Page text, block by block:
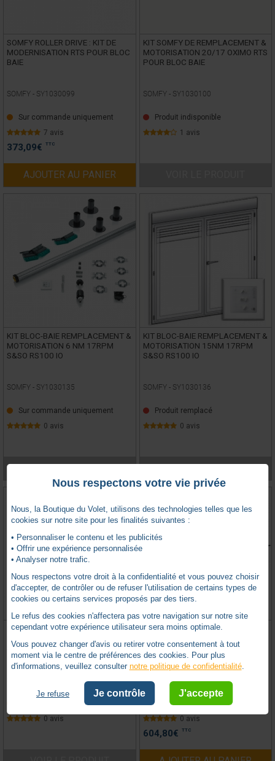
SOMFY ROLLER DRIVE : KIT DE
MODERNISATION RTS POUR BLOC
BAIE
SOMFY - SY1030099
Sur commande uniquement
7 avis
373,09€ TTC
AJOUTER AU PANIER
KIT SOMFY DE REMPLACEMENT &
MOTORISATION 20/17 OXIMO RTS
POUR BLOC BAIE
SOMFY - SY1030100
Produit indisponible
1 avis
KIT BLOC-BAIE REMPLACEMENT &
MOTORISATION 6 NM 17RPM
S&SO RS100 IO
SOMFY - SY1030135
Sur commande uniquement
0 avis
VOIR LE PRODUIT
KIT BLOC-BAIE REMPLACEMENT &
MOTORISATION 15NM 17RPM
S&SO RS100 IO
SOMFY - SY1030136
Produit remplacé
0 avis
VOIR LE PRODUIT
KIT TRADI REMPLACEMENT &
S&SO RS100 IO
Sur commande uniquement
0 avis
YSLO IO FLEX 2 VANTAUX AVEC
SOMFY -SY1240174
Sur commande uniquement
0 avis
604,80€ TTC
Nous respectons votre vie privée
Nous, la Boutique du Volet, utilisons des technologies telles que les
cookies sur notre site pour les finalités suivantes :
• Personnaliser le contenu et les publicités
• Offrir une expérience personnalisée
• Analyser notre trafic.
Nous respectons votre droit à la confidentialité et vous pouvez choisir
d'accepter, de contrôler ou de refuser l'utilisation de certains types de
cookies ou certains services proposés par des tiers.
Le refus des cookies n'affectera pas votre navigation sur notre site
cependant votre expérience utilisateur sera moins optimale.
Vous pouvez changer d'avis ou retirer votre consentement à tout
moment via le centre de préférences des cookies. Pour plus
d'informations, veuillez consulter notre politique de confidentialité.
Je refuse Je contrôle J'accepte